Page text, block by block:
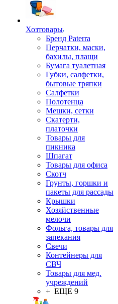
Хозтовары
Бренд Paterra
Перчатки, маски,
бахилы, плащи
Бумага туалетная
Губки, салфетки,
бытовые тряпки
Салфетки
Полотенца
Мешки, сетки
Скатерти,
платочки
Товары для
пикника
Шпагат
Товары для офиса
Скотч
Грунты, горшки и
пакеты для рассады
Крышки
Хозяйственные
мелочи
Фольга, товары для
запекания
Свечи
Контейнеры для
СВЧ
Товары для мед.
учреждений
+ ЕЩЕ 9